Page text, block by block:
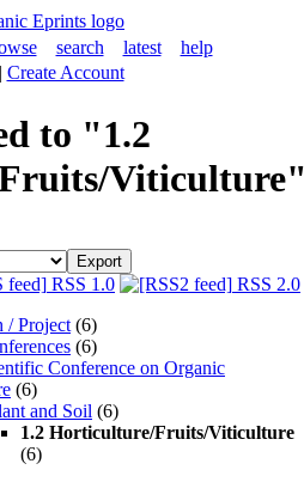
search latest
help
| Create Account
to "1.2
RSS 1.0
RSS 2.0
/ Project (6)
(6)
Conference on Organic
(6)
and Soil (6)
1.2 Horticulture/Fruits/Viticulture
(6)